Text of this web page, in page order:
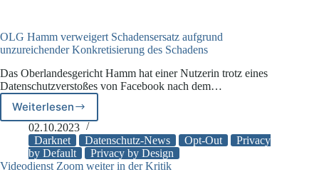
OLG Hamm verweigert Schadensersatz aufgrund
unzureichender Konkretisierung des Schadens
Das Oberlandesgericht Hamm hat einer Nutzerin trotz eines
Datenschutzverstoßes von Facebook nach dem…
Weiterlesen
OLG
Hamm
verweigert
Schadensersatz
aufgrund
02.10.2023
Darknet
Datenschutz-News Opt-Out
Privacy
by Default
Privacy by Design
Videodienst Zoom weiter in der Kritik